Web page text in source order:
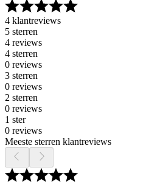
4 klantreviews
5 sterren
4 reviews
4 sterren
0 reviews
3 sterren
0 reviews
2 sterren
0 reviews
1 ster
0 reviews
Meeste sterren klantreviews